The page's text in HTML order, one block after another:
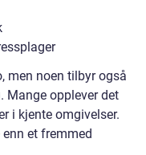
men noen tilbyr også
opplever det
i kjente omgivelser.
et fremmed